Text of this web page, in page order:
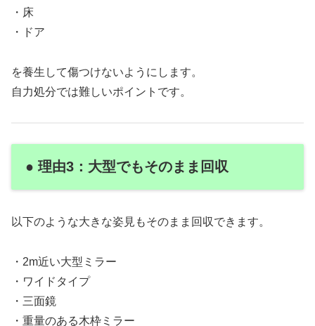
・床
・ドア
を養生して傷つけないようにします。
自力処分では難しいポイントです。
● 理由3：大型でもそのまま回収
以下のような大きな姿見もそのまま回収できます。
・2m近い大型ミラー
・ワイドタイプ
・三面鏡
・重量のある木枠ミラー